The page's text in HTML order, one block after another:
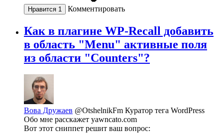
Нравится 1 Комментировать
Как в плагине WP-Recall добавить
в область "Menu" активные поля
из области "Counters"?
Вова Дружаев @OtshelnikFm Куратор тега WordPress
Обо мне расскажет yawncato.com
Вот этот сниппет решит ваш вопрос: